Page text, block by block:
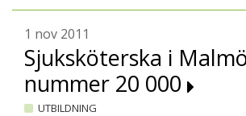
1 nov 2011
Sjuksköterska i
nummer 20 000
UTBILDNING